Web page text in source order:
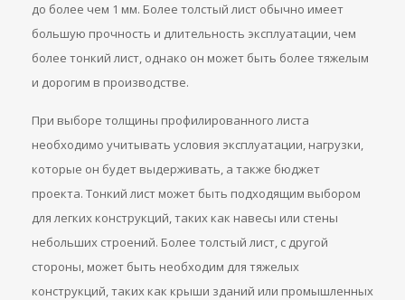
до более чем 1 мм. Более толстый лист обычно имеет
большую прочность и длительность эксплуатации, чем
более тонкий лист, однако он может быть более тяжелым
и дорогим в производстве.
При выборе толщины профилированного листа
необходимо учитывать условия эксплуатации, нагрузки,
которые он будет выдерживать, а также бюджет
проекта. Тонкий лист может быть подходящим выбором
для легких конструкций, таких как навесы или стены
небольших строений. Более толстый лист, с другой
стороны, может быть необходим для тяжелых
конструкций, таких как крыши зданий или промышленных